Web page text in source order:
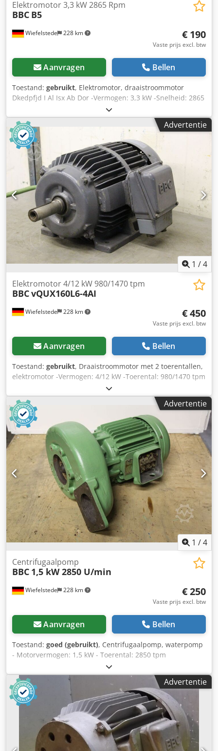
Wiefelstede 228 km
Elektromotor 3,3 kW 2865 Rpm
BBC B5
€ 190
Vaste prijs excl. btw
Aanvragen Bellen
Toestand: gebruikt, Elektromotor, draaistroommotor
Dkedpfjd I Al Isx Ab Dor -Vermogen: 3,3 kW -Snelheid: 2865
rpm -Aas: Ø 28 x 55 mm -Bouw: B5 -Beschermingsklasse: IP
33 -Maten: 445/295/H250 mm -gewicht: 31 kg
Advertentie
1 /4
Wiefelstede 228 km
Elektromotor 4/12 kW 980/1470 tpm
BBCvQUX160L6-4AI
€ 450
Vaste prijs excl. btw
Aanvragen Bellen
Toestand: gebruikt, Draaistroommotor met 2 toerentallen,
elektromotor -Vermogen: 4/12 kW -Toerental: 980/1470 tpm
-As: Ø 42 x 110 mm -Bouwvorm: B3 -Poolschakelbaar -
Beschermingsklasse: IP 44 -Afmetingen: 630/460/H320 mm
-Gewicht: 129 kg Dodpfx Asd I Altob Dekr
Advertentie
1 /4
Wiefelstede 228 km
Centrifugaalpomp
BBC 1,5 kW 2850 U/min
€ 250
Vaste prijs excl. btw
Aanvragen Bellen
Toestand: goed (gebruikt), Centrifugaalpomp, waterpomp
- Motorvermogen: 1,5 kW - Toerental: 2850 tpm
Dkodpfocwqd Eex Ab Dor - Opvoerhoeveelheid: niet
vermeld - Aansluiting aanvoerleiding: 90 mm - Aansluiting
persleiding: 79 mm - Afmetingen: 360/240/H370 mm -
Gewicht: 31 kg
Advertentie